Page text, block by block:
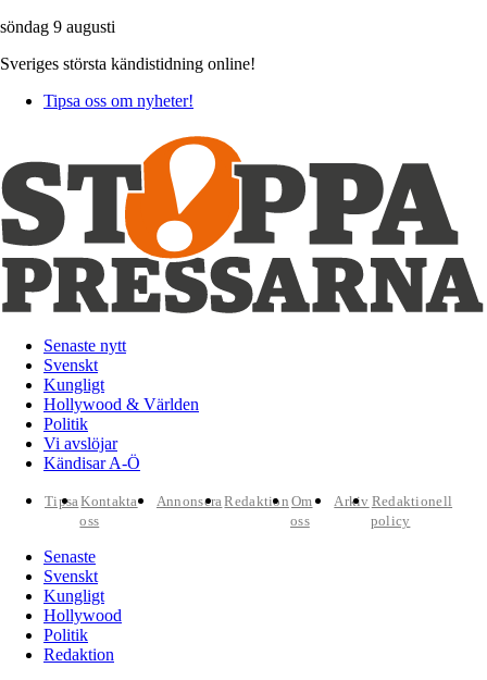
söndag 9 augusti
Sveriges största kändistidning online!
Tipsa oss om nyheter!
Senaste nytt
Svenskt
Kungligt
Hollywood & Världen
Politik
Vi avslöjar
Kändisar A-Ö
TipsaKontakta
oss
AnnonseraRedaktion Om
oss
Arkiv Redaktionell
policy
Senaste
Svenskt
Kungligt
Hollywood
Politik
Redaktion